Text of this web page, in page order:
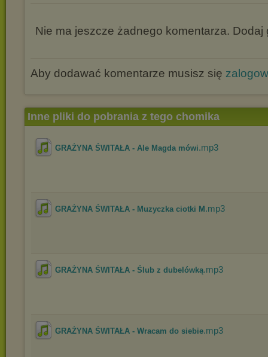
Nie ma jeszcze żadnego komentarza. Dodaj
Aby dodawać komentarze musisz się
Inne pliki do pobrania z tego chomika
GRAŻYNA ŚWITAŁA - Ale Magda mówi.mp3
GRAŻYNA ŚWITAŁA - Muzyczka ciotki M .mp3
GRAŻYNA ŚWITAŁA - Ślub z dubelówką.mp3
GRAŻYNA ŚWITAŁA - Wracam do siebie.mp3